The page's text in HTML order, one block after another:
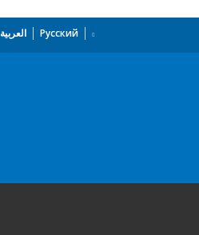
العربية Русский